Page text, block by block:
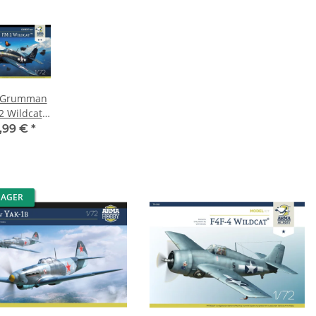
Wildcat
Set"
€ *